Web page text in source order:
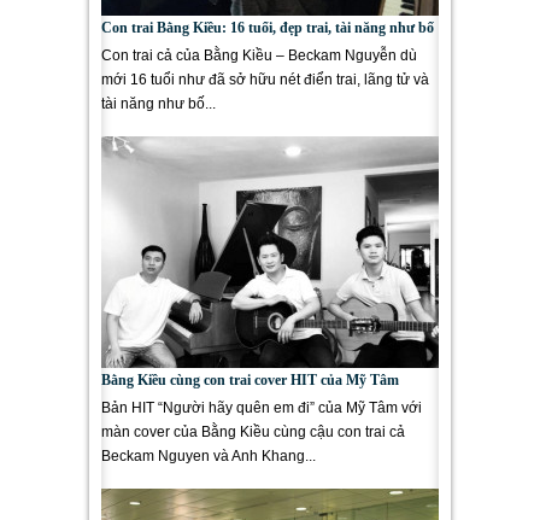
Con trai Bằng Kiều: 16 tuổi, đẹp trai, tài năng như bố
Con trai cả của Bằng Kiều – Beckam Nguyễn dù
mới 16 tuổi như đã sở hữu nét điển trai, lãng tử và
tài năng như bố...
Bằng Kiều cùng con trai cover HIT của Mỹ Tâm
Bản HIT “Người hãy quên em đi” của Mỹ Tâm với
màn cover của Bằng Kiều cùng cậu con trai cả
Beckam Nguyen và Anh Khang...